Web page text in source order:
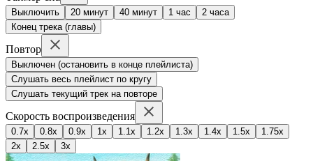
Выключить 20 минут 40 минут 1 час
2 часа
Конец трека (главы)
Повтор
Выключен (остановить в конце плейлиста)
Слушать весь плейлист по кругу
Слушать текущий трек на повторе
Скорость воспроизведения
0.7x 0.8x 0.9x 1x 1.1x 1.2x 1.3x 1.4x 1.5x
1.75x
2x
2.5x 3x